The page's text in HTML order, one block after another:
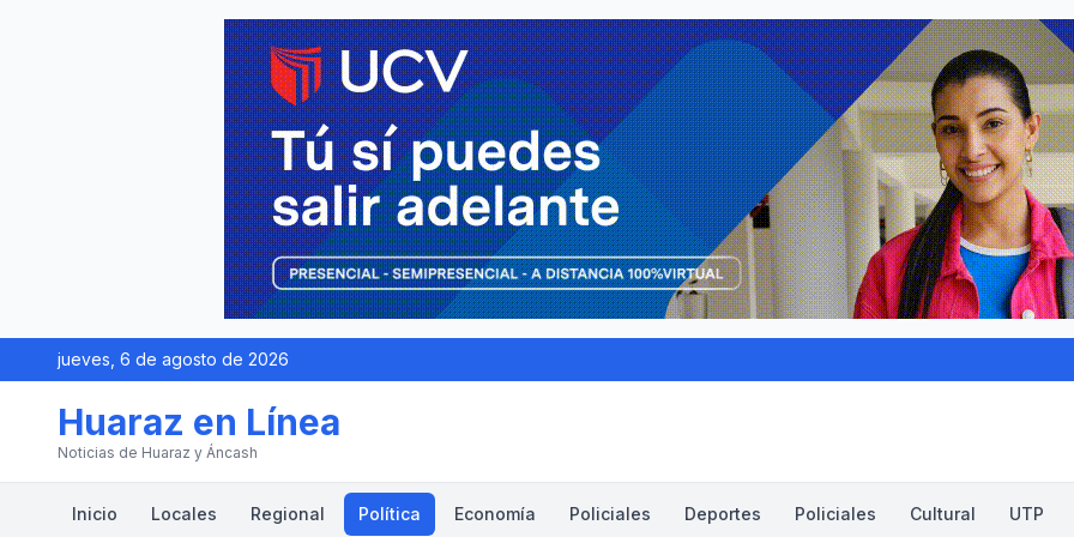
jueves, 6 de agosto de 2026
Huaraz en Línea
Noticias de Huaraz y Áncash
Inicio Locales Regional Política Economía Policiales Deportes Policiales Cultural UTP